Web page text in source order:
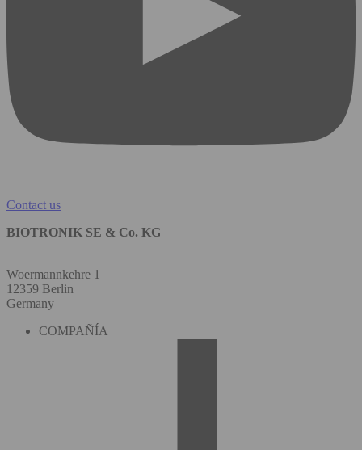
Contact us
BIOTRONIK SE & Co. KG
Woermannkehre 1
12359 Berlin
Germany
COMPAÑÍA